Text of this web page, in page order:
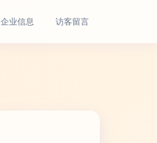
企业信息 访客留言